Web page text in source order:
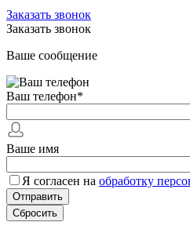
Заказать звонок
Заказать звонок
Ваше сообщение
Ваш телефон*
Ваше имя
Я согласен на обработку